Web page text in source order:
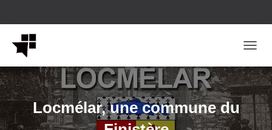
Locmélar, une commune du